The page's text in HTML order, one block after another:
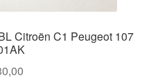
Citroën C1 Peugeot 107